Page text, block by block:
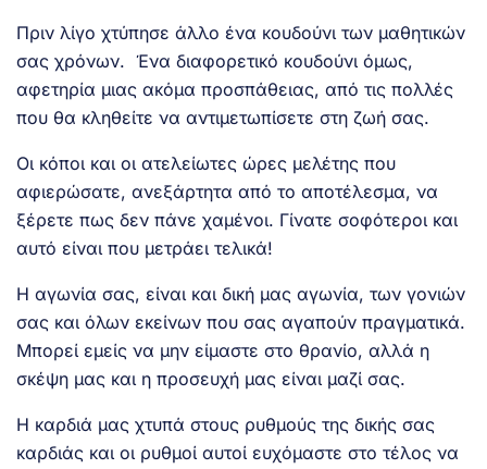
Πριν λίγο χτύπησε άλλο ένα κουδούνι των μαθητικών
σας χρόνων. Ένα διαφορετικό κουδούνι όμως,
αφετηρία μιας ακόμα προσπάθειας, από τις πολλές
που θα κληθείτε να αντιμετωπίσετε στη ζωή σας.
Οι κόποι και οι ατελείωτες ώρες μελέτης που
αφιερώσατε, ανεξάρτητα από το αποτέλεσμα, να
ξέρετε πως δεν πάνε χαμένοι. Γίνατε σοφότεροι και
αυτό είναι που μετράει τελικά!
Η αγωνία σας, είναι και δική μας αγωνία, των γονιών
σας και όλων εκείνων που σας αγαπούν πραγματικά.
Μπορεί εμείς να μην είμαστε στο θρανίο, αλλά η
σκέψη μας και η προσευχή μας είναι μαζί σας.
Η καρδιά μας χτυπά στους ρυθμούς της δικής σας
καρδιάς και οι ρυθμοί αυτοί ευχόμαστε στο τέλος να